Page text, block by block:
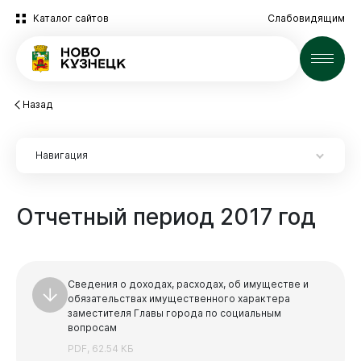
Каталог сайтов Слабовидящим
Новости
Назад
Отчетный период 2017 год
Навигация
Экспертиза НПА
2025 год
Архив
Сведения о доходах, расходах, об имуществе и
обязательствах имущественного характера
заместителя Главы города по социальным
вопросам
PDF, 62.54 КБ